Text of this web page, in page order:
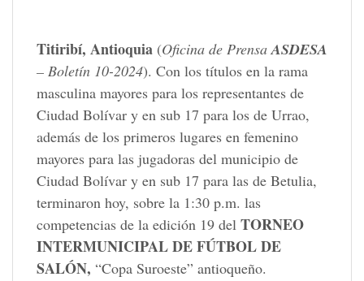
Titiribí, Antioquia (Oficina de Prensa ASDESA
– Boletín 10-2024). Con los títulos en la rama
masculina mayores para los representantes de
Ciudad Bolívar y en sub 17 para los de Urrao,
además de los primeros lugares en femenino
mayores para las jugadoras del municipio de
Ciudad Bolívar y en sub 17 para las de Betulia,
terminaron hoy, sobre la 1:30 p.m. las
competencias de la edición 19 del TORNEO
INTERMUNICIPAL DE FÚTBOL DE
SALÓN, “Copa Suroeste” antioqueño.